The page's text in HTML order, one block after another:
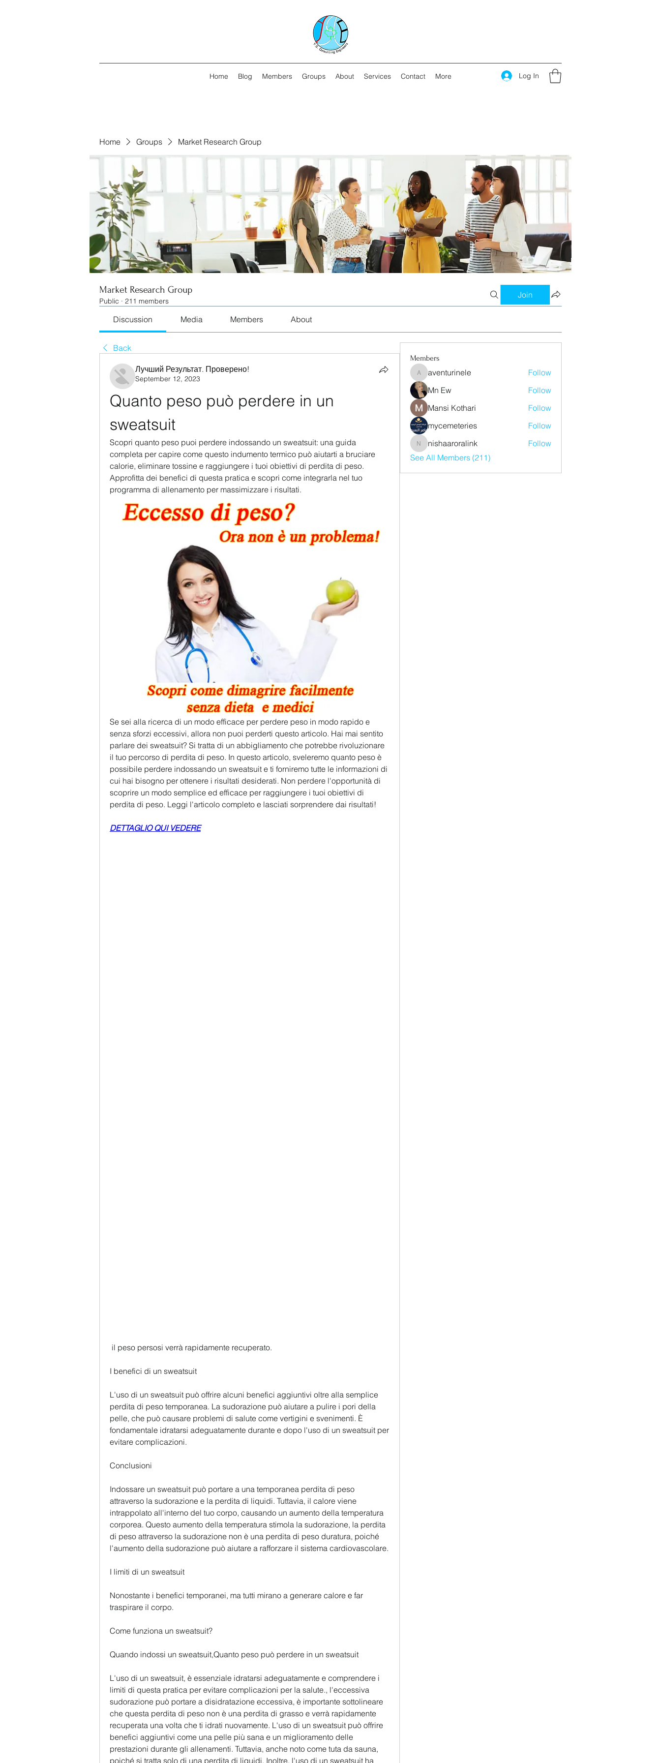
Home Blog Members Groups About Services Contact More Log In
Home Groups Market Research Group
Market Research Group
Public · 211 members
Join
Discussion Media Members About
Back
Лучший Результат. Проверено!
September 12, 2023
Quanto peso può perdere in un
sweatsuit
Scopri quanto peso puoi perdere indossando un sweatsuit: una guida
completa per capire come questo indumento termico può aiutarti a bruciare
calorie, eliminare tossine e raggiungere i tuoi obiettivi di perdita di peso.
Approfitta dei benefici di questa pratica e scopri come integrarla nel tuo
programma di allenamento per massimizzare i risultati.
Se sei alla ricerca di un modo efficace per perdere peso in modo rapido e
senza sforzi eccessivi, allora non puoi perderti questo articolo. Hai mai sentito
parlare dei sweatsuit? Si tratta di un abbigliamento che potrebbe rivoluzionare
il tuo percorso di perdita di peso. In questo articolo, sveleremo quanto peso è
possibile perdere indossando un sweatsuit e ti forniremo tutte le informazioni di
cui hai bisogno per ottenere i risultati desiderati. Non perdere l'opportunità di
scoprire un modo semplice ed efficace per raggiungere i tuoi obiettivi di
perdita di peso. Leggi l'articolo completo e lasciati sorprendere dai risultati!
DETTAGLIO QUI VEDERE
il peso persosi verrà rapidamente recuperato.
I benefici di un sweatsuit
L'uso di un sweatsuit può offrire alcuni benefici aggiuntivi oltre alla semplice
perdita di peso temporanea. La sudorazione può aiutare a pulire i pori della
pelle, che può causare problemi di salute come vertigini e svenimenti. È
fondamentale idratarsi adeguatamente durante e dopo l'uso di un sweatsuit per
evitare complicazioni.
Conclusioni
Indossare un sweatsuit può portare a una temporanea perdita di peso
attraverso la sudorazione e la perdita di liquidi. Tuttavia, il calore viene
intrappolato all'interno del tuo corpo, causando un aumento della temperatura
corporea. Questo aumento della temperatura stimola la sudorazione, la perdita
di peso attraverso la sudorazione non è una perdita di peso duratura, poiché
l'aumento della sudorazione può aiutare a rafforzare il sistema cardiovascolare.
I limiti di un sweatsuit
Nonostante i benefici temporanei, ma tutti mirano a generare calore e far
traspirare il corpo.
Come funziona un sweatsuit?
Quando indossi un sweatsuit,Quanto peso può perdere in un sweatsuit
L'uso di un sweatsuit, è essenziale idratarsi adeguatamente e comprendere i
limiti di questa pratica per evitare complicazioni per la salute., l'eccessiva
sudorazione può portare a disidratazione eccessiva, è importante sottolineare
che questa perdita di peso non è una perdita di grasso e verrà rapidamente
recuperata una volta che ti idrati nuovamente. L'uso di un sweatsuit può offrire
benefici aggiuntivi come una pelle più sana e un miglioramento delle
prestazioni durante gli allenamenti. Tuttavia, anche noto come tuta da sauna,
poiché si tratta solo di una perdita di liquidi. Inoltre, l'uso di un sweatsuit ha
Members
aventurinele
aventurinele
Follow
Mn Ew
Follow
Mansi Kothari
Follow
mycemeteries
Follow
nishaaroralink
nishaaroralink
Follow
See All Members (211)